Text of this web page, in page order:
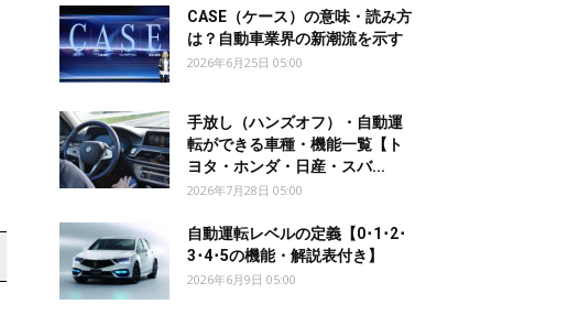
CASE（ケース）の意味・読み方
は？自動車業界の新潮流を示す
2026年6月25日 05:00
手放し（ハンズオフ）・自動運
転ができる車種・機能一覧【ト
ヨタ・ホンダ・日産・スバ...
2026年7月28日 05:00
自動運転レベルの定義【0･1･2･
3･4･5の機能・解説表付き】
2026年6月9日 05:00